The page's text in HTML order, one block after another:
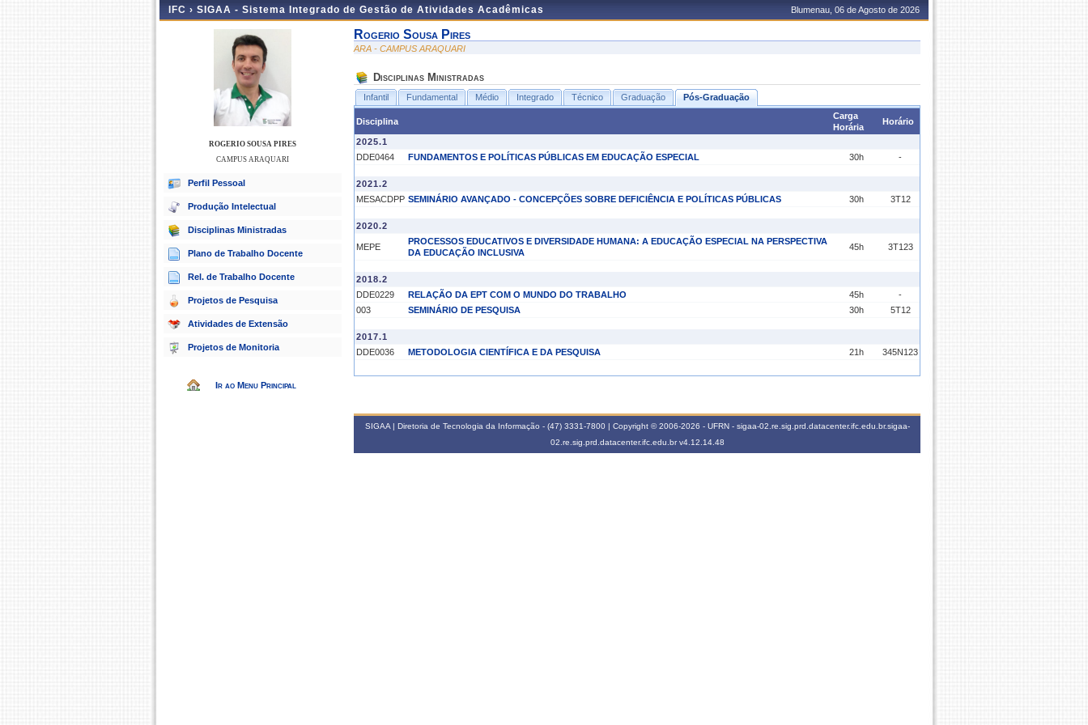
IFC › SIGAA - Sistema Integrado de Gestão de Atividades Acadêmicas Blumenau, 06 de Agosto de 2026
ROGERIO SOUSA PIRES
CAMPUS ARAQUARI
Perfil Pessoal
Produção Intelectual
Disciplinas Ministradas
Plano de Trabalho Docente
Rel. de Trabalho Docente
Projetos de Pesquisa
Atividades de Extensão
Projetos de Monitoria
Ir ao Menu Principal
Rogerio Sousa Pires
ARA - CAMPUS ARAQUARI
Disciplinas Ministradas
Infantil Fundamental Médio Integrado Técnico Graduação Pós-Graduação
Disciplina
Carga
Horária
Horário
2025.1
DDE0464
FUNDAMENTOS E POLÍTICAS PÚBLICAS EM EDUCAÇÃO ESPECIAL 30h -
2021.2
MESACDPP SEMINÁRIO AVANÇADO - CONCEPÇÕES SOBRE DEFICIÊNCIA E POLÍTICAS PÚBLICAS 30h 3T12
2020.2
MEPE
PROCESSOS EDUCATIVOS E DIVERSIDADE HUMANA: A EDUCAÇÃO ESPECIAL NA PERSPECTIVA
DA EDUCAÇÃO INCLUSIVA
45h 3T123
2018.2
DDE0229
RELAÇÃO DA EPT COM O MUNDO DO TRABALHO 45h
-
003
SEMINÁRIO DE PESQUISA 30h 5T12
2017.1
DDE0036
METODOLOGIA CIENTÍFICA E DA PESQUISA 21h 345N123
SIGAA | Diretoria de Tecnologia da Informação - (47) 3331-7800 | Copyright © 2006-2026 - UFRN - sigaa-02.re.sig.prd.datacenter.ifc.edu.br.sigaa-
02.re.sig.prd.datacenter.ifc.edu.brv4.12.14.48